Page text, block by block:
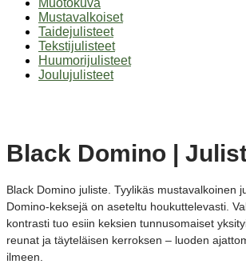
Mustavalkoiset
Taidejulisteet
Tekstijulisteet
Huumorijulisteet
Joulujulisteet
Black Domino |
Black Domino juliste. Tyylikäs mustavalkoinen
Domino-keksejä on aseteltu houkuttelevasti.
kontrasti tuo esiin keksien tunnusomaiset
reunat ja täyteläisen kerroksen – luoden
ilmeen.